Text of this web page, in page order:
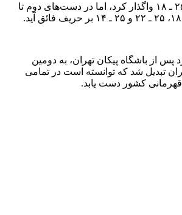
شهداب دست اول را ۲۵ ـ ۱۸ واگذار کرد، اما در دست‌های دوم تا
پس از باشگاه پیکان تهران، به دومین
تبدیل شد که توانسته است در تمامی
کشور دست یابد.